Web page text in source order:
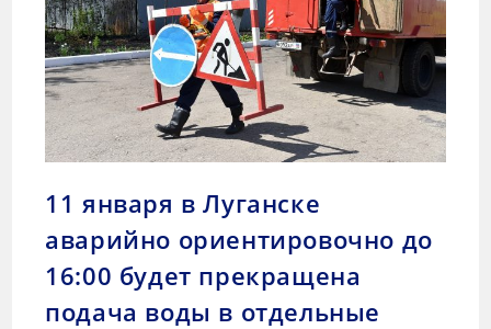
11 января в Луганске
аварийно ориентировочно до
16:00 будет прекращена
подача воды в отдельные